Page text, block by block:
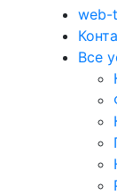
web-
Все